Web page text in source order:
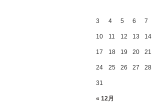
« 12月
3 4 5 6 7
10 11 12 13 14
17 18 19 20 21
24 25 26 27 28
31